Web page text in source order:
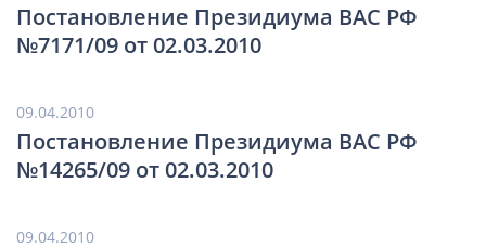
Постановление Президиума ВАС РФ
№7171/09 от 02.03.2010
09.04.2010
Постановление Президиума ВАС РФ
№14265/09 от 02.03.2010
09.04.2010